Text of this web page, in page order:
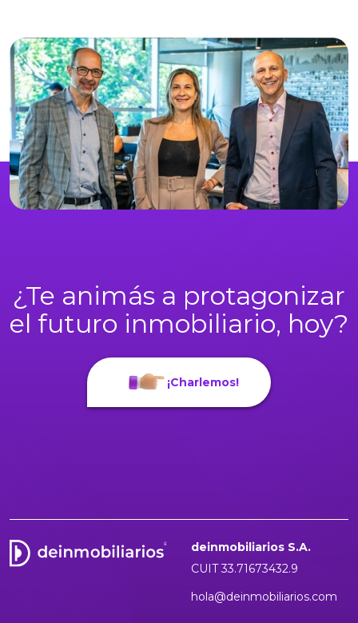
¿Te animás a protagonizar
el futuro inmobiliario, hoy?
¡Charlemos!
deinmobiliarios S.A.
CUIT 33.71673432.9
hola@deinmobiliarios.com